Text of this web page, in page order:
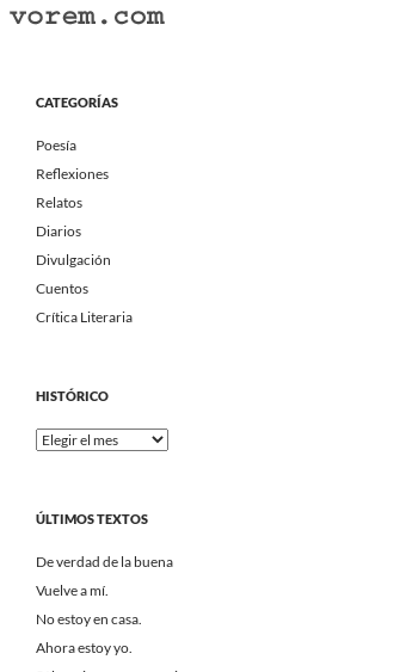
Saltar
Portal Literario Independiente
CATEGORÍAS
Poesía
Reflexiones
Relatos
Diarios
Divulgación
Cuentos
Crítica Literaria
HISTÓRICO
Histórico
ÚLTIMOS TEXTOS
De verdad de la buena
Vuelve a mí.
No estoy en casa.
Ahora estoy yo.